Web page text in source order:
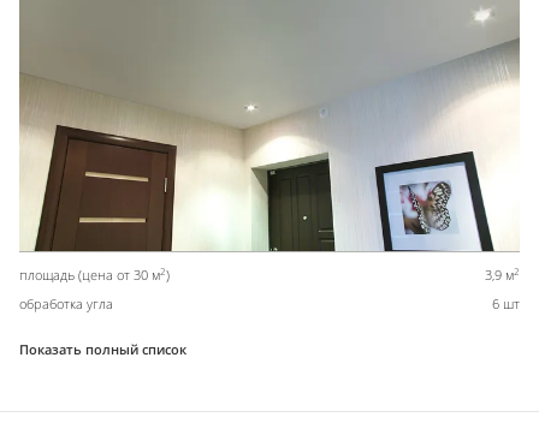
площадь (цена от 30 м2) 3,9 м2
обработка угла 6 шт
Показать полный список